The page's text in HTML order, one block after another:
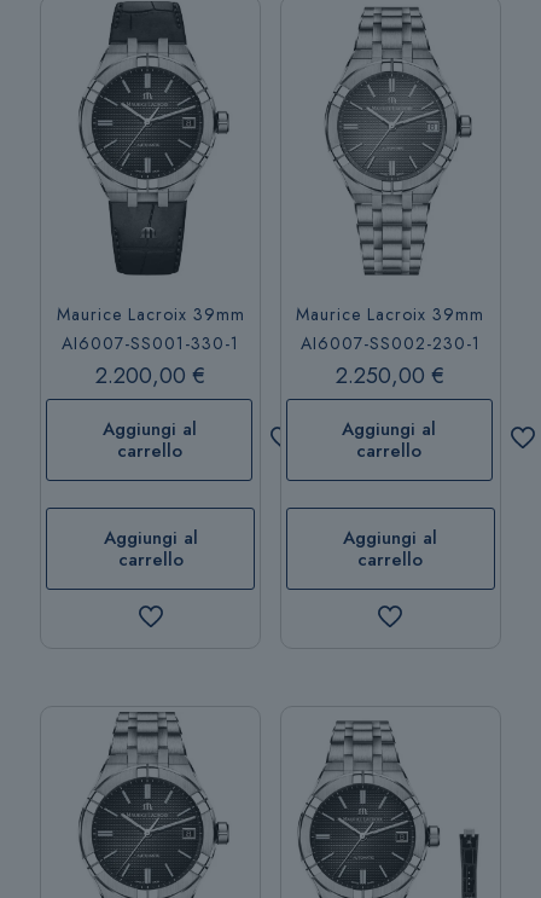
Maurice Lacroix 39mm
AI6007-SS001-330-1
2.200,00€
Aggiungi al
carrello
Aggiungi al
carrello
Maurice Lacroix 39mm
AI6007-SS002-230-1
2.250,00€
Aggiungi al
carrello
Aggiungi al
carrello